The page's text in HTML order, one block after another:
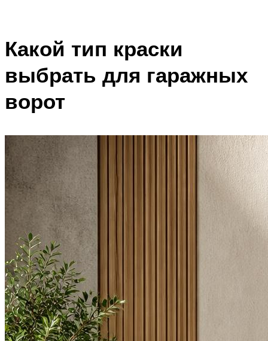
Какой тип краски
выбрать для гаражных
ворот